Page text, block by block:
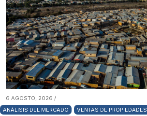
6 AGOSTO, 2026 /
ANÁLISIS DEL MERCADO
VENTAS DE PROPIEDADES